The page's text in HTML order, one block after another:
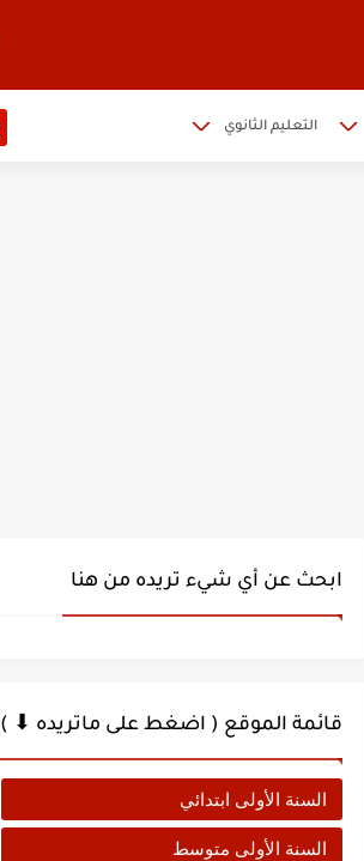
التعليم الثانوي
ابحث عن أي شيء تريده من هنا
قائمة الموقع ( اضغط على ماتريده ⬇ )
السنة الأولى ابتدائي
السنة الأولى متوسط